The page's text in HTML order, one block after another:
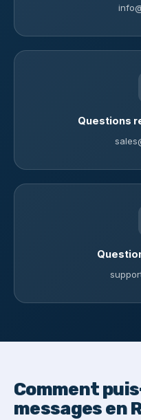
Questions
Comment
messages en